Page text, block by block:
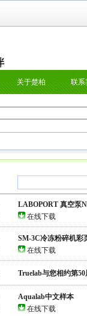
关于楚柏 联系
LABOPORT 真空泵
在线下载
SM-3C冷冻粉碎机彩
在线下载
Truelab与您相约第
Aqualab中文样本
在线下载